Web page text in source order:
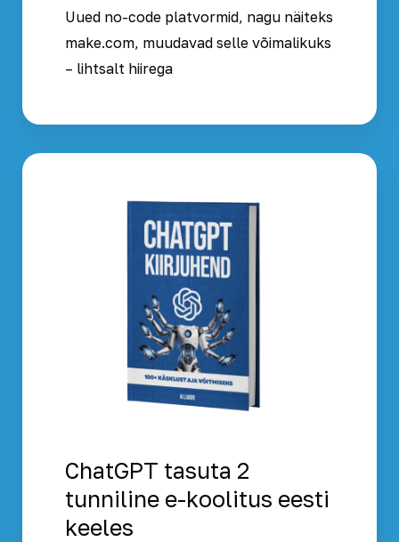
Uued no-code platvormid, nagu näiteks
make.com, muudavad selle võimalikuks
– lihtsalt hiirega
ChatGPT tasuta 2
tunniline e-koolitus eesti
keeles